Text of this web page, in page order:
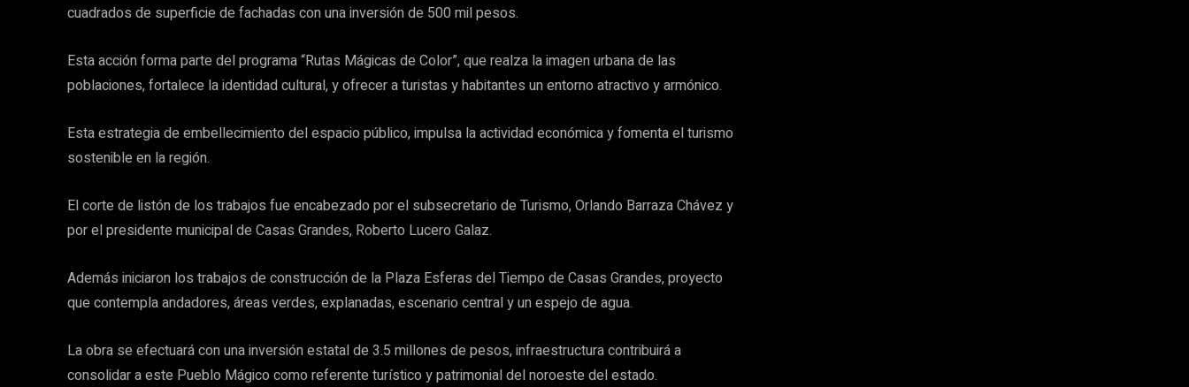
cuadrados de superficie de fachadas con una inversión de 500 mil pesos.
Esta acción forma parte del programa “Rutas Mágicas de Color”, que realza la imagen urbana de las
poblaciones, fortalece la identidad cultural, y ofrecer a turistas y habitantes un entorno atractivo y armónico.
Esta estrategia de embellecimiento del espacio público, impulsa la actividad económica y fomenta el turismo
sostenible en la región.
El corte de listón de los trabajos fue encabezado por el subsecretario de Turismo, Orlando Barraza Chávez y
por el presidente municipal de Casas Grandes, Roberto Lucero Galaz.
Además iniciaron los trabajos de construcción de la Plaza Esferas del Tiempo de Casas Grandes, proyecto
que contempla andadores, áreas verdes, explanadas, escenario central y un espejo de agua.
La obra se efectuará con una inversión estatal de 3.5 millones de pesos, infraestructura contribuirá a
consolidar a este Pueblo Mágico como referente turístico y patrimonial del noroeste del estado.